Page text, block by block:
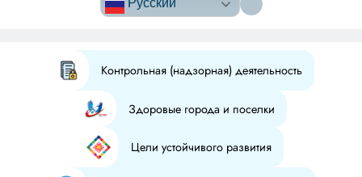
Русский
для
слабовидящих
Контрольная (надзорная) деятельность
Здоровые города и поселки
Цели устойчивого развития